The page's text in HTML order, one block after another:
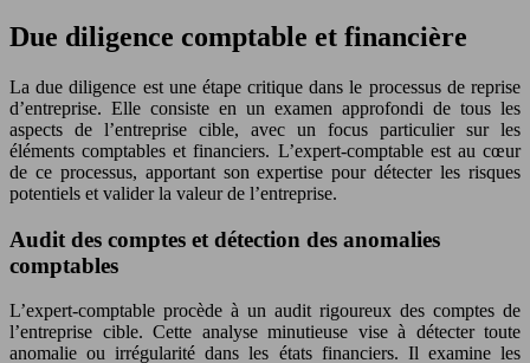
Due diligence comptable et financière
La due diligence est une étape critique dans le processus de reprise
d’entreprise. Elle consiste en un examen approfondi de tous les
aspects de l’entreprise cible, avec un focus particulier sur les
éléments comptables et financiers. L’expert-comptable est au cœur
de ce processus, apportant son expertise pour détecter les risques
potentiels et valider la valeur de l’entreprise.
Audit des comptes et détection des anomalies
comptables
L’expert-comptable procède à un audit rigoureux des comptes de
l’entreprise cible. Cette analyse minutieuse vise à détecter toute
anomalie ou irrégularité dans les états financiers. Il examine les